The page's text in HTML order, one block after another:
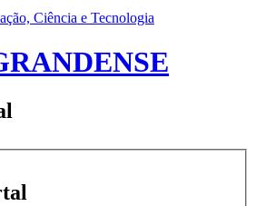
Ciência e Tecnologia